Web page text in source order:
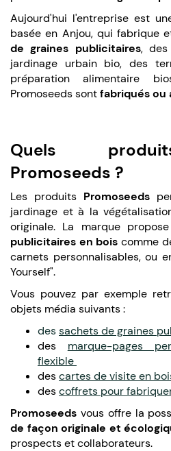
Aujourd'hui l'entreprise est
basée en Anjou, qui fabrique
de graines publicitaires,
jardinage urbain bio, des
préparation alimentaire
Promoseeds sontfabriqués ou
Quels
Promoseeds ?
Les produits Promoseeds
jardinage et à la
originale. La marque
publicitaires en bois comme
carnets personnalisables, ou
Yourself".
Vous pouvez par exemple
objets média suivants :
dessachets de graines
des marque-pages
flexible
descartes de visite en
descoffrets pour
Promoseeds vous offre la
de façon originale et
prospects et collaborateurs.